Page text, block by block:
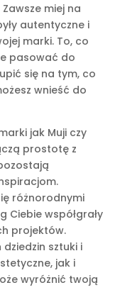
miej na
autentyczne i
marki. To, co
pasować do
się na tym, co
wnieść do
jak Muji czy
prostotę z
różnorodnymi
Ciebie współgrały
projektów.
sztuki i
jak i
wyróżnić twoją